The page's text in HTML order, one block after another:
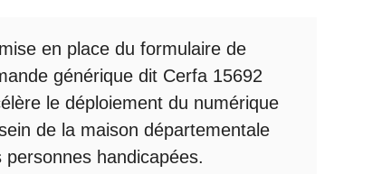
en place du formulaire de
générique dit Cerfa 15692
le déploiement du numérique
de la maison départementale
personnes handicapées.